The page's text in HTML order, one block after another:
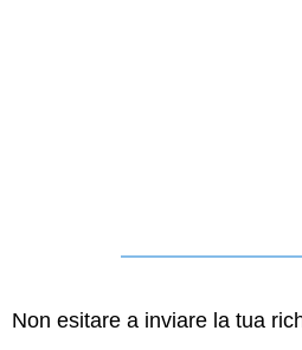
Non esitare a inviare la tua